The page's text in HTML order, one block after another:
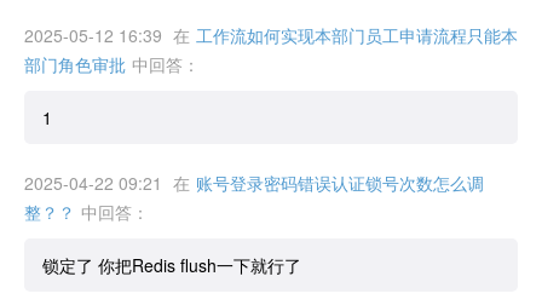
2025-05-12 16:39 在 工作流如何实现本部门员工申请流程只能本
部门角色审批 中回答：
1
2025-04-22 09:21 在 账号登录密码错误认证锁号次数怎么调
整？？ 中回答：
锁定了 你把Redis flush一下就行了